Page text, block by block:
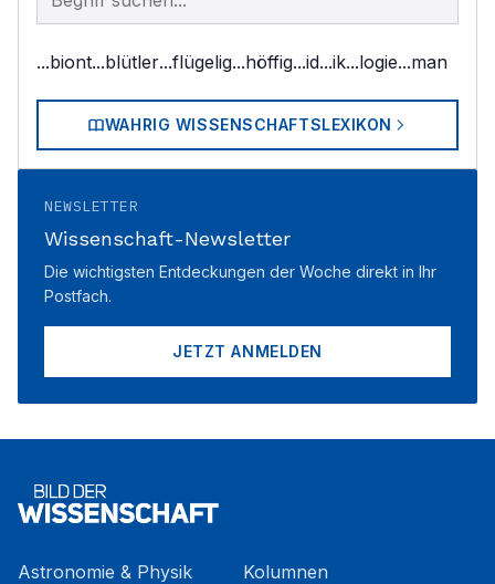
...biont...blütler...flügelig...höffig...id...ik...logie...man
WAHRIG WISSENSCHAFTSLEXIKON
NEWSLETTER
Wissenschaft-Newsletter
Die wichtigsten Entdeckungen der Woche direkt in Ihr
Postfach.
JETZT ANMELDEN
Astronomie & Physik
Kolumnen